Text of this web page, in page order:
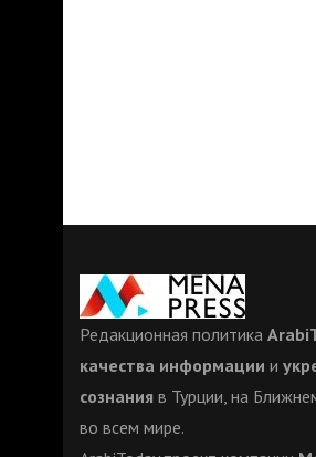
Редакционная политика
качества информации и
сознания в Турции, на
во всем мире.